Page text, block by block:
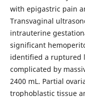
with epigastric pain
Transvaginal
intrauterine
significant
identified a ruptured
complicated by
2400 mL. Partial
trophoblastic tissue